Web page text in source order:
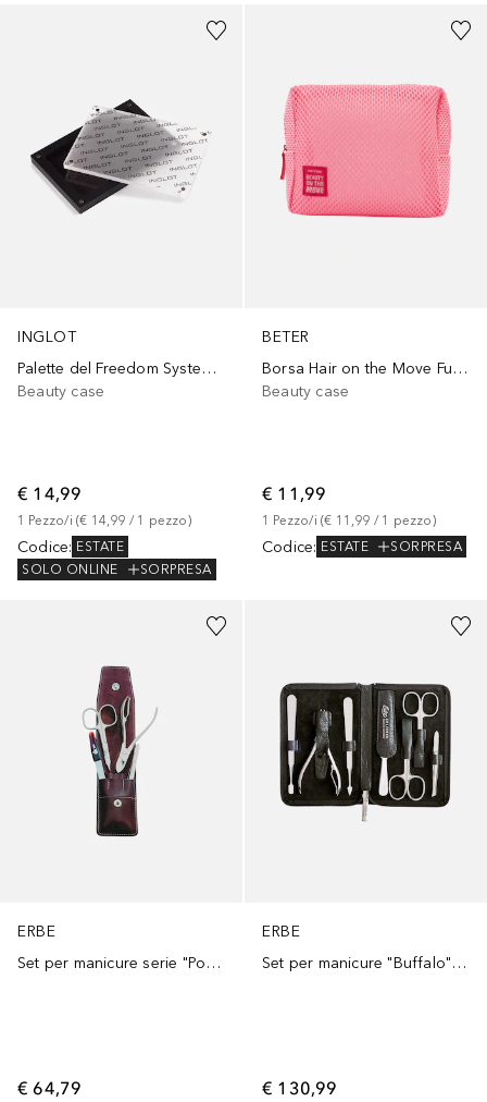
INGLOT
Palette del Freedom System Flexi [6]
Beauty case
€ 14,99
1 Pezzo/i (€ 14,99 / 1 pezzo)
Codice: ESTATE
SOLO ONLINE
SORPRESA
BETER
Borsa Hair on the Move Fucsia
Beauty case
€ 11,99
1 Pezzo/i (€ 11,99 / 1 pezzo)
Codice: ESTATE SORPRESA
ERBE
Set per manicure serie "Pocket", marrone, 4 pezzi
€ 64,79
ERBE
Set per manicure "Buffalo", marrone, 7 pezzi
€ 130,99